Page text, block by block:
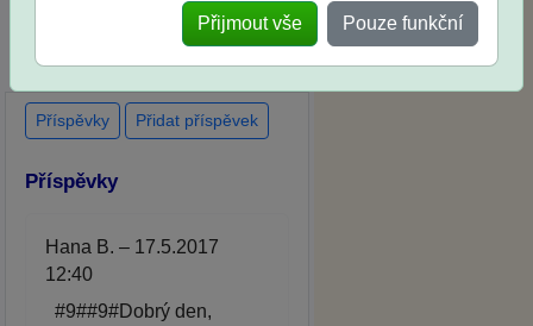
po skutečných přijímacích
zkouškách
Přijmout vše Pouze funkční
Příspěvky Přidat příspěvek
Příspěvky
Hana B. – 17.5.2017
12:40
#9##9#Dobrý den,